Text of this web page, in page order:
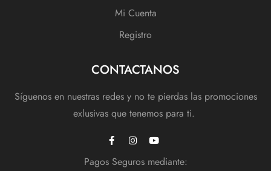
Mi Cuenta
Registro
CONTACTANOS
Síguenos en nuestras redes y no te pierdas las promociones
exlusivas que tenemos para ti.
Pagos Seguros mediante: